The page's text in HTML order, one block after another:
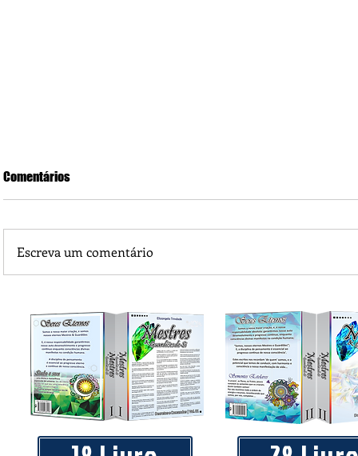
Sindicato Intermunicipal das Indústrias Madeireiras do
Arinos SIMAVA convoca à Assembleia Extraordinária
Comentários
Escreva um comentário